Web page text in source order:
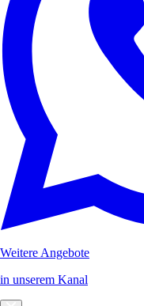
Weitere Angebote
in unserem Kanal